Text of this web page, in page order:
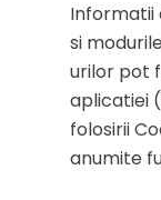
Informatii
si
urilor pot
aplicatiei
folosirii
anumite